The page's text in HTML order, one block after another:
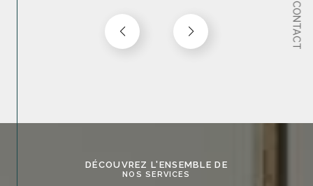
CONTACT
DÉCOUVREZ L'ENSEMBLE DE
NOS SERVICES